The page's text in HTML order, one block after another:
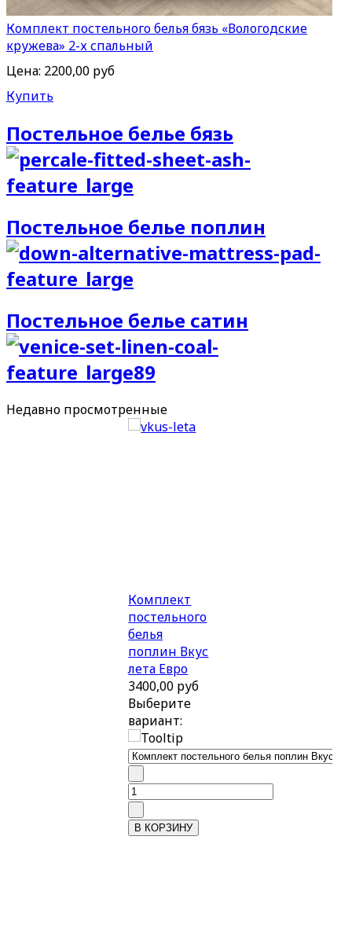
Комплект постельного белья бязь «Вологодские
кружева» 2-х спальный
Цена: 2200,00 руб
Купить
Постельное белье бязь
Постельное белье поплин
Постельное белье сатин
Недавно просмотренные
Комплект
постельного
белья
поплин Вкус
лета Евро
3400,00 руб
Выберите
вариант: